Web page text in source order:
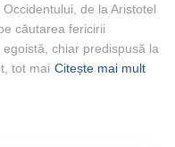
de la Aristotel
căutarea fericirii
chiar predispusă la
tot mai Citește mai mult